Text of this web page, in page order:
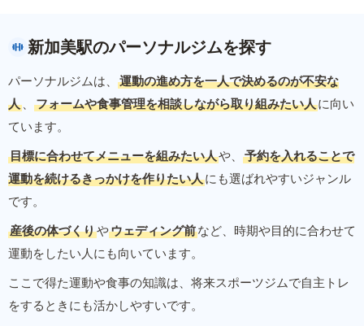
新加美駅のパーソナルジムを探す
パーソナルジムは、
運動の進め方を一人で決めるのが不安な
人 、 フォームや食事管理を相談しながら取り組みたい人に向い
ています。
目標に合わせてメニューを組みたい人や、
予約を入れることで
運動を続けるきっかけを作りたい人にも選ばれやすいジャンル
です。
産後の体づくりやウェディング前など、時期や目的に合わせて
運動をしたい人にも向いています。
ここで得た運動や食事の知識は、将来スポーツジムで自主トレ
をするときにも活かしやすいです。